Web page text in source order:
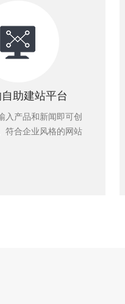
助建站平台
入产品和新闻即可创
符合企业风格的网站